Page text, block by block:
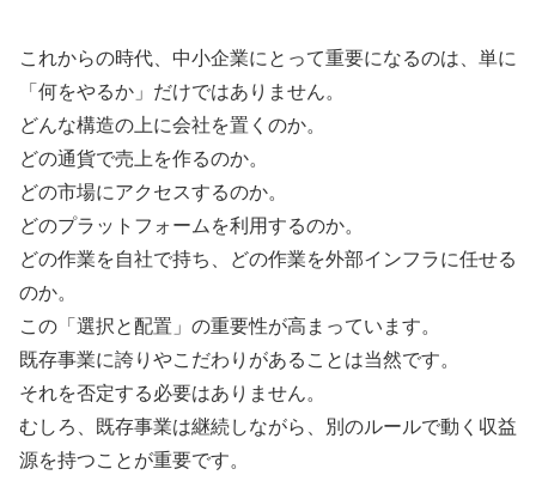
これからの時代、中小企業にとって重要になるのは、単に
「何をやるか」だけではありません。
どんな構造の上に会社を置くのか。
どの通貨で売上を作るのか。
どの市場にアクセスするのか。
どのプラットフォームを利用するのか。
どの作業を自社で持ち、どの作業を外部インフラに任せる
のか。
この「選択と配置」の重要性が高まっています。
既存事業に誇りやこだわりがあることは当然です。
それを否定する必要はありません。
むしろ、既存事業は継続しながら、別のルールで動く収益
源を持つことが重要です。